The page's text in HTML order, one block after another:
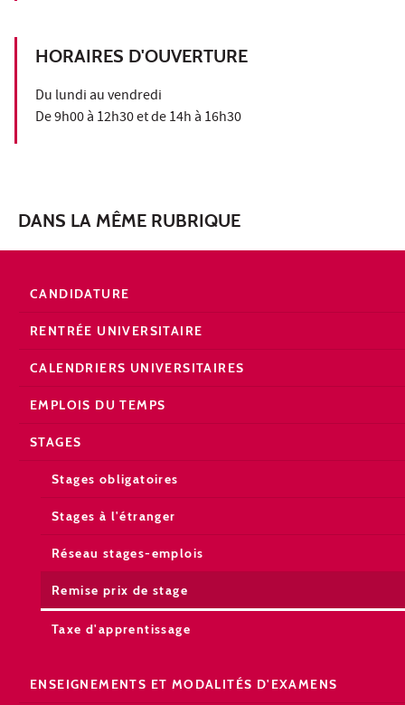
HORAIRES D'OUVERTURE
Du lundi au vendredi
De 9h00 à 12h30 et de 14h à 16h30
DANS LA MÊME RUBRIQUE
CANDIDATURE
RENTRÉE UNIVERSITAIRE
CALENDRIERS UNIVERSITAIRES
EMPLOIS DU TEMPS
STAGES
Stages obligatoires
Stages à l'étranger
Réseau stages-emplois
Remise prix de stage
Taxe d'apprentissage
ENSEIGNEMENTS ET MODALITÉS D'EXAMENS